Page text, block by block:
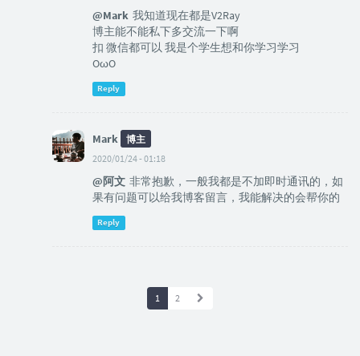
@Mark 我知道现在都是V2Ray
博主能不能私下多交流一下啊
扣 微信都可以 我是个学生想和你学习学习
OωO
Reply
Mark
博主
2020/01/24 - 01:18
@阿文 非常抱歉，一般我都是不加即时通讯的，如
果有问题可以给我博客留言，我能解决的会帮你的
Reply
1 2